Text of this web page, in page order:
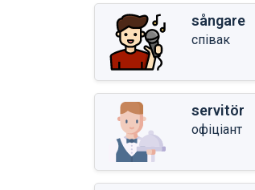
sångare
співак
servitör
офіціант